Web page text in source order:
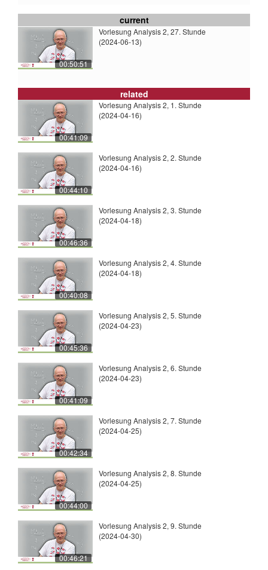
current
00:50:51
Vorlesung Analysis 2, 27. Stunde
(2024-06-13)
related
00:41:09
Vorlesung Analysis 2, 1. Stunde
(2024-04-16)
00:44:10
Vorlesung Analysis 2, 2. Stunde
(2024-04-16)
00:46:36
Vorlesung Analysis 2, 3. Stunde
(2024-04-18)
00:40:08
Vorlesung Analysis 2, 4. Stunde
(2024-04-18)
00:45:36
Vorlesung Analysis 2, 5. Stunde
(2024-04-23)
00:41:09
Vorlesung Analysis 2, 6. Stunde
(2024-04-23)
00:42:34
Vorlesung Analysis 2, 7. Stunde
(2024-04-25)
00:44:00
Vorlesung Analysis 2, 8. Stunde
(2024-04-25)
00:46:21
Vorlesung Analysis 2, 9. Stunde
(2024-04-30)